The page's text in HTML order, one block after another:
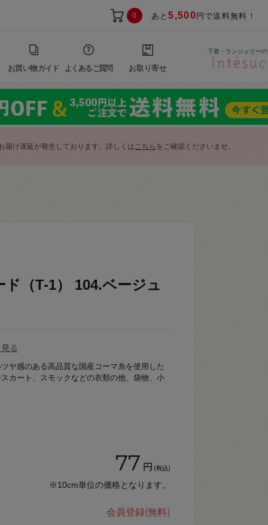
0 あと5,500 円で送料無料！
お買い物ガイド よくあるご質問 お取り寄せ
下着・ランジェリー
届け遅延が発生しております。詳しくはこちら をご確認くださいませ。
（T-1） 104.ベージュ
る
ヤ感のある高品質な国産コーマ糸を使用した
カート、スモックなどの衣類の他、袋物、小
77 円 (税込)
※10cm単位の価格となります。
会員登録(無料)